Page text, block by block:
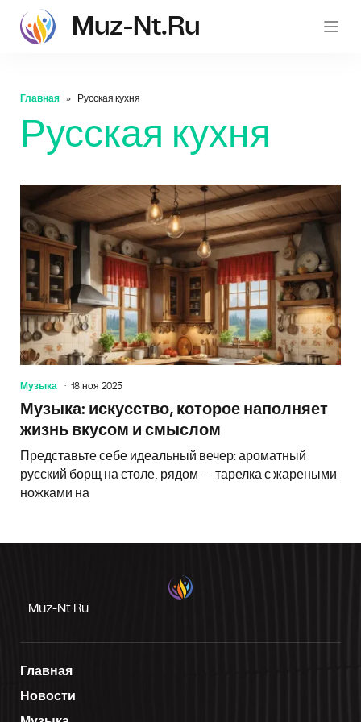
muz-
Muz-Nt.ru
Главная Русская кухня
Русская кухня
Музыка 18 ноя 2025
Музыка: искусство, которое наполняет
жизнь вкусом и смыслом
Представьте себе идеальный вечер: ароматный
русский борщ на столе, рядом — тарелка с жареными
ножками на
Muz-Nt.ru
Главная
Новости